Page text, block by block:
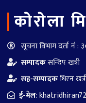
काेराेला
सूचना विभाग दर्ता नं
सम्पादकसन्दिप खत्री
सह-सम्पादकधिरन
ई-मेल: